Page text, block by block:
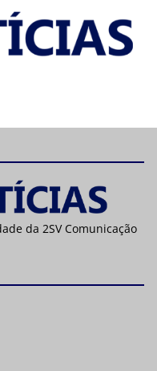
da 2SV Comunicação